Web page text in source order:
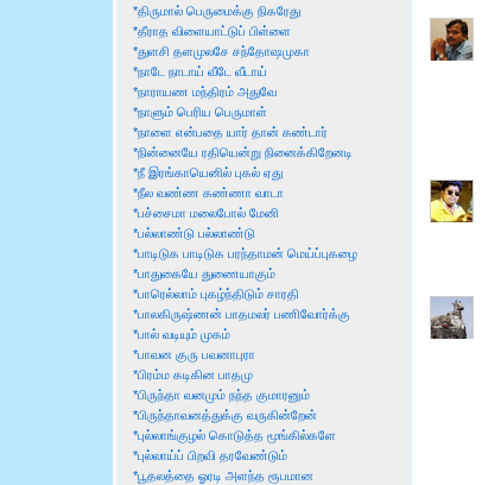
*திருமால் பெருமைக்கு நிகரேது
*தீராத விளையாட்டுப் பிள்ளை
*துளசி தளமுலசே சந்தோஷமுகா
*நாடே நாடாய் வீடே வீடாய்
*நாராயண மந்திரம் அதுவே
*நாளும் பெரிய பெருமாள்
*நாளை என்பதை யார் தான் கண்டார்
*நின்னையே ரதியென்று நினைக்கிறேனடி
*நீ இரங்காயெனில் புகல் ஏது
*நீல வண்ண கண்ணா வாடா
*பச்சைமா மலைபோல் மேனி
*பல்லாண்டு பல்லாண்டு
*பாடிடுக பாடிடுக பரந்தாமன் மெய்ப்புகழை
*பாதுகையே துணையாகும்
*பாரெல்லாம் புகழ்ந்திடும் சாரதி
*பாலகிருஷ்ணன் பாதமலர் பணிவோர்க்கு
*பால் வடியும் முகம்
*பாவன குரு பவனாபுரா
*பிரம்ம கடிகின பாதமு
*பிருந்தா வனமும் நந்த குமாரனும்
*பிருந்தாவனத்துக்கு வருகின்றேன்
*புல்லாங்குழல் கொடுத்த மூங்கில்களே
*புல்லாய்ப் பிறவி தரவேண்டும்
*பூதலத்தை ஓரடி அளந்த ரூபமான